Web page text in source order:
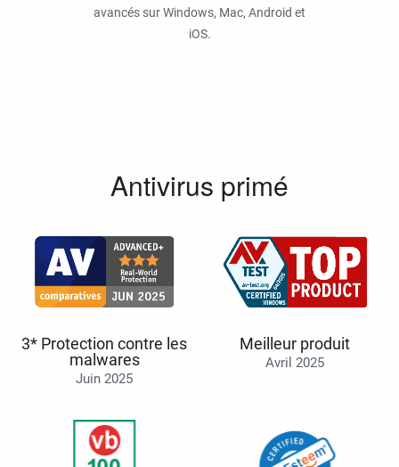
avancés sur Windows, Mac, Android et
iOS.
Antivirus primé
3* Protection contre les
malwares
Juin 2025
Meilleur produit
Avril 2025